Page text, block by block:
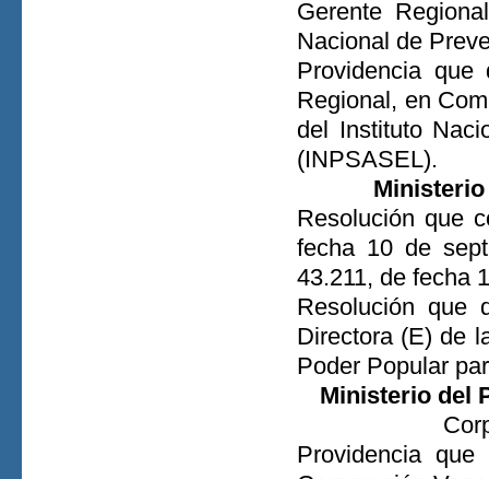
Gerente
Nacional de
Providencia que
Regional, en
del Instituto
(INPSASEL).
Resolución que
fecha 10 de
43.211, de fecha
Resolución que
Directora (E) de
Poder Popular
Ministerio del
Providencia